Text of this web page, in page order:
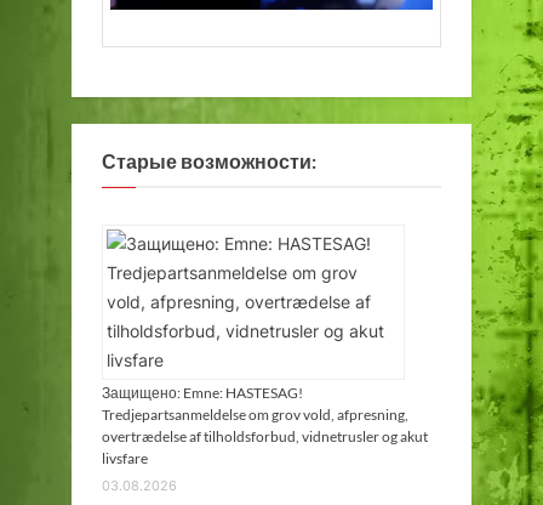
Старые возможности:
Защищено: Emne: HASTESAG!
Tredjepartsanmeldelse om grov vold, afpresning,
overtrædelse af tilholdsforbud, vidnetrusler og akut
livsfare
03.08.2026